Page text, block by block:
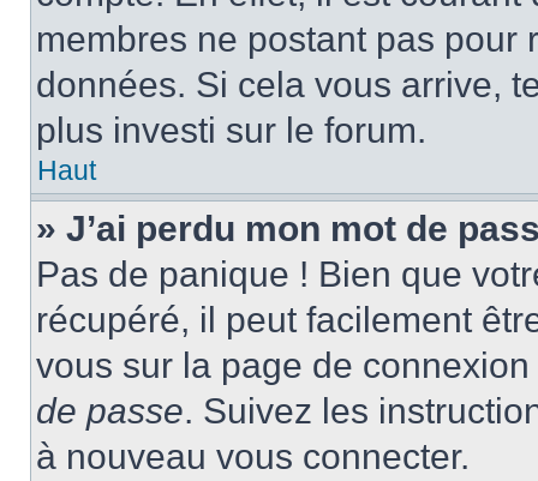
membres ne postant pas
données. Si cela vous arrive,
plus investi sur le forum.
Haut
» J’ai perdu mon mot de
Pas de panique ! Bien que
récupéré, il peut facilement
vous sur la page de
de passe. Suivez les
à nouveau vous connecter.